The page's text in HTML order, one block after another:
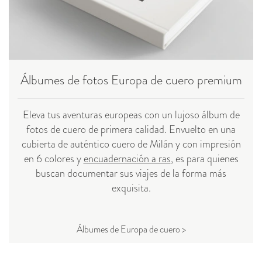
Álbumes de fotos Europa de cuero premium
Eleva tus aventuras europeas con un lujoso álbum de
fotos de cuero de primera calidad. Envuelto en una
cubierta de auténtico cuero de Milán y con impresión
en 6 colores yencuadernación a ras, es para quienes
buscan documentar sus viajes de la forma más
exquisita.
Álbumes de Europa de cuero >